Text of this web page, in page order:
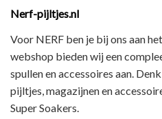
Nerf-pijltjes.nl
Voor NERF ben je bij ons aan
webshop bieden wij een
spullen en accessoires aan.
pijltjes, magazijnen en
Super Soakers.